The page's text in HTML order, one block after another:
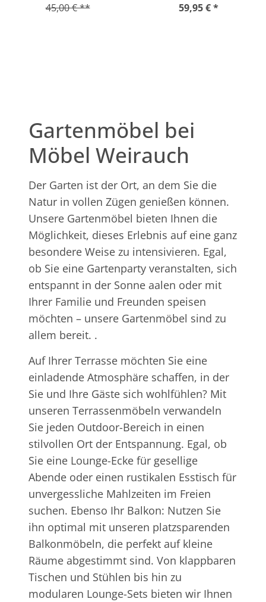
45,00 € **
59,95 € *
Gartenmöbel bei
Möbel Weirauch
Der Garten ist der Ort, an dem Sie die
Natur in vollen Zügen genießen können.
Unsere Gartenmöbel bieten Ihnen die
Möglichkeit, dieses Erlebnis auf eine ganz
besondere Weise zu intensivieren. Egal,
ob Sie eine Gartenparty veranstalten, sich
entspannt in der Sonne aalen oder mit
Ihrer Familie und Freunden speisen
möchten – unsere Gartenmöbel sind zu
allem bereit. .
Auf Ihrer Terrasse möchten Sie eine
einladende Atmosphäre schaffen, in der
Sie und Ihre Gäste sich wohlfühlen? Mit
unseren Terrassenmöbeln verwandeln
Sie jeden Outdoor-Bereich in einen
stilvollen Ort der Entspannung. Egal, ob
Sie eine Lounge-Ecke für gesellige
Abende oder einen rustikalen Esstisch für
unvergessliche Mahlzeiten im Freien
suchen. Ebenso Ihr Balkon: Nutzen Sie
ihn optimal mit unseren platzsparenden
Balkonmöbeln, die perfekt auf kleine
Räume abgestimmt sind. Von klappbaren
Tischen und Stühlen bis hin zu
modularen Lounge-Sets bieten wir Ihnen